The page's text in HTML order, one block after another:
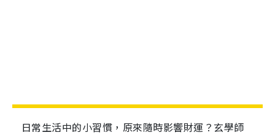
日常生活中的小習慣，原來隨時影響財運？玄學師